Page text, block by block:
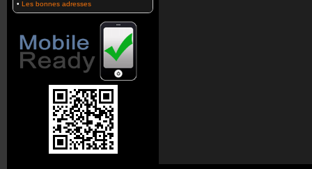
• Les bonnes adresses